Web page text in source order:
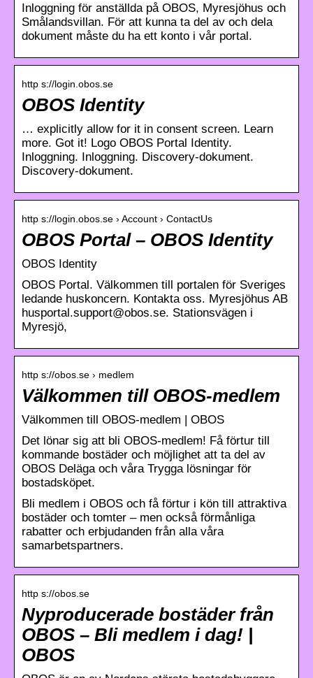
Inloggning för anställda på OBOS, Myresjöhus och
Smålandsvillan. För att kunna ta del av och dela
dokument måste du ha ett konto i vår portal.
http s://login.obos.se
OBOS Identity
… explicitly allow for it in consent screen. Learn
more. Got it! Logo OBOS Portal Identity.
Inloggning. Inloggning. Discovery-dokument.
Discovery-dokument.
http s://login.obos.se › Account › ContactUs
OBOS Portal – OBOS Identity
OBOS Identity
OBOS Portal. Välkommen till portalen för Sveriges
ledande huskoncern. Kontakta oss. Myresjöhus AB
husportal.support@obos.se. Stationsvägen i
Myresjö,
http s://obos.se › medlem
Välkommen till OBOS-medlem
Välkommen till OBOS-medlem | OBOS
Det lönar sig att bli OBOS-medlem! Få förtur till
kommande bostäder och möjlighet att ta del av
OBOS Deläga och våra Trygga lösningar för
bostadsköpet.
Bli medlem i OBOS och få förtur i kön till attraktiva
bostäder och tomter – men också förmånliga
rabatter och erbjudanden från alla våra
samarbetspartners.
http s://obos.se
Nyproducerade bostäder från
OBOS – Bli medlem i dag! |
OBOS